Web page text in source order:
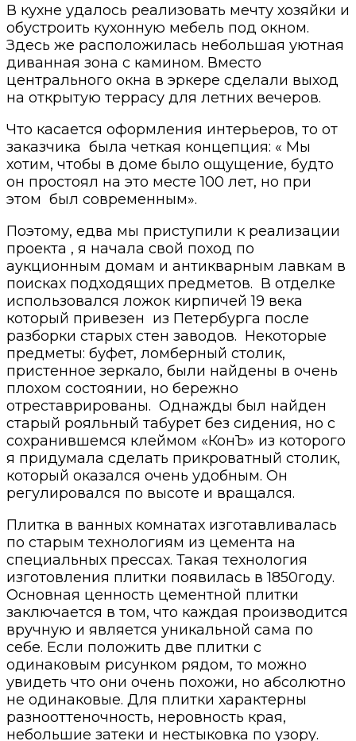
В кухне удалось реализовать мечту хозяйки и
обустроить кухонную мебель под окном.
Здесь же расположилась небольшая уютная
диванная зона с камином. Вместо
центрального окна в эркере сделали выход
на открытую террасу для летних вечеров.
Что касается оформления интерьеров, то от
заказчика была четкая концепция: « Мы
хотим, чтобы в доме было ощущение, будто
он простоял на это месте 100 лет, но при
этом был современным».
Поэтому, едва мы приступили к реализации
проекта , я начала свой поход по
аукционным домам и антикварным лавкам в
поисках подходящих предметов. В отделке
использовался ложок кирпичей 19 века
который привезен из Петербурга после
разборки старых стен заводов. Некоторые
предметы: буфет, ломберный столик,
пристенное зеркало, были найдены в очень
плохом состоянии, но бережно
отреставрированы. Однажды был найден
старый рояльный табурет без сидения, но с
сохранившемся клеймом «КонЪ» из которого
я придумала сделать прикроватный столик,
который оказался очень удобным. Он
регулировался по высоте и вращался.
Плитка в ванных комнатах изготавливалась
по старым технологиям из цемента на
специальных прессах. Такая технология
изготовления плитки появилась в 1850году.
Основная ценность цементной плитки
заключается в том, что каждая производится
вручную и является уникальной сама по
себе. Если положить две плитки с
одинаковым рисунком рядом, то можно
увидеть что они очень похожи, но абсолютно
не одинаковые. Для плитки характерны
разнооттеночность, неровность края,
небольшие затеки и нестыковка по узору.